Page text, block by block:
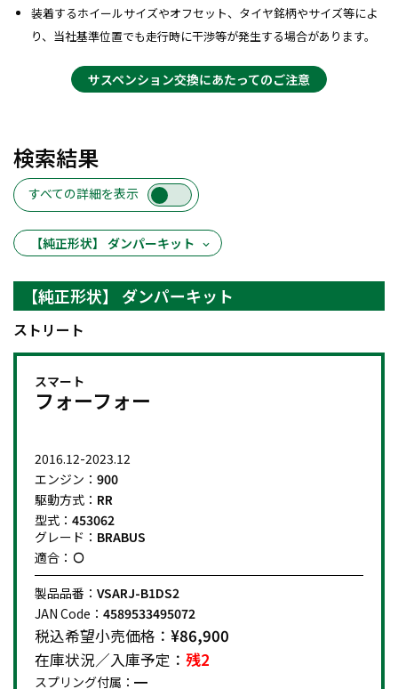
装着するホイールサイズやオフセット、タイヤ銘柄やサイズ等によ
り、当社基準位置でも走行時に干渉等が発生する場合があります。
サスペンション交換にあたってのご注意
検索結果
すべての詳細を表示
【純正形状】 ダンパーキット
【純正形状】 ダンパーキット
ストリート
スマート
フォーフォー
2016.12-2023.12
エンジン： 900
駆動方式： RR
型式： 453062
グレード： BRABUS
適合：
製品品番： VSARJ-B1DS2
JAN Code： 4589533495072
税込希望小売価格： ¥86,900
在庫状況／入庫予定： 残2
スプリング付属：